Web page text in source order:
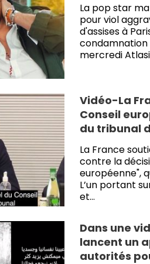
La pop star
pour viol
d'assises à
condamnation
mercredi
Vidéo-La
Conseil
du tribunal
La France
contre la
européenne",
L’un portant
et…
Dans une
lancent un
autorités